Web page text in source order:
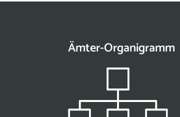
Ämter-Organigramm